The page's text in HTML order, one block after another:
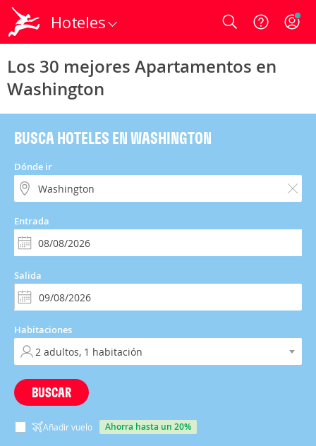
Hoteles Login
Los 30 mejores Apartamentos en
Washington
BUSCA HOTELES EN WASHINGTON
Dónde ir
Entrada
Salida
Habitaciones
BUSCAR
Añadir vuelo ahorra hasta un 20%